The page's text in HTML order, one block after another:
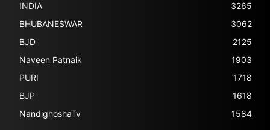
INDIA
3265
BHUBANESWAR
3062
BJD
2125
Naveen Patnaik
1903
PURI
1718
BJP
1618
NandighoshaTv
1584